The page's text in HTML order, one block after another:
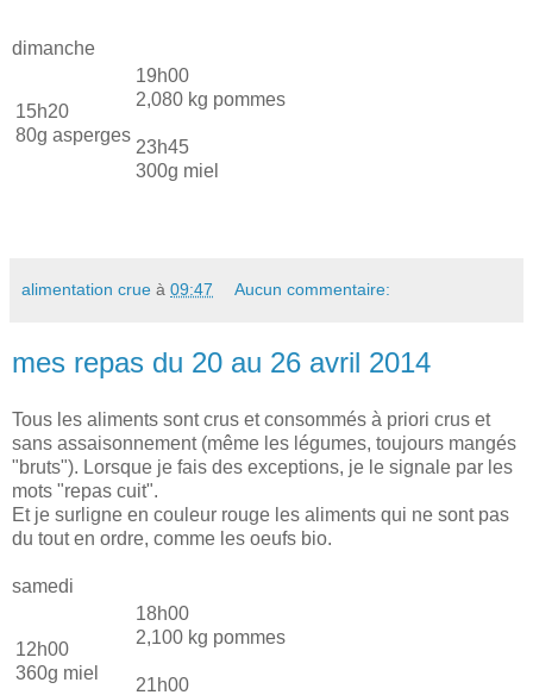
dimanche
15h20
80g asperges
19h00
2,080 kg pommes
23h45
300g miel
alimentation crue à 09:47 Aucun commentaire:
mes repas du 20 au 26 avril 2014
Tous les aliments sont crus et consommés à priori crus et
sans assaisonnement (même les légumes, toujours mangés
"bruts"). Lorsque je fais des exceptions, je le signale par les
mots "repas cuit".
Et je surligne en couleur rouge les aliments qui ne sont pas
du tout en ordre, comme les oeufs bio.
samedi
12h00
360g miel
18h00
2,100 kg pommes
21h00